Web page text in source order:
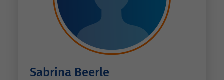
Sabrina Beerle